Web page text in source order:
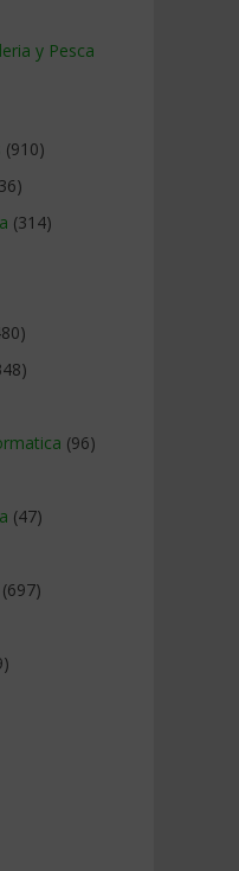
y Pesca
(910)
(314)
(96)
(47)
(697)